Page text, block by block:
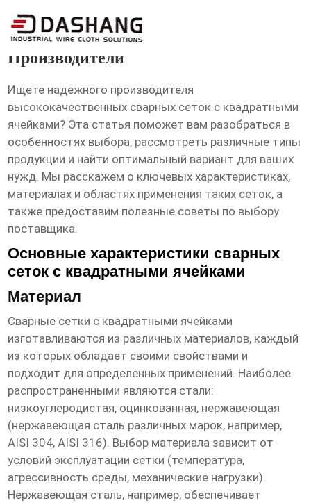
высокое ксчество сетки проволочные
тканые с квадратными
Производители
Ищете надежного производителя
высококачественных сварных сеток с квадратными
ячейками? Эта статья поможет вам разобраться в
особенностях выбора, рассмотреть различные типы
продукции и найти оптимальный вариант для ваших
нужд. Мы расскажем о ключевых характеристиках,
материалах и областях применения таких сеток, а
также предоставим полезные советы по выбору
поставщика.
Основные характеристики сварных
сеток с квадратными ячейками
Материал
Сварные сетки с квадратными ячейками
изготавливаются из различных материалов, каждый
из которых обладает своими свойствами и
подходит для определенных применений. Наиболее
распространенными являются стали:
низкоуглеродистая, оцинкованная, нержавеющая
(нержавеющая сталь различных марок, например,
AISI 304, AISI 316). Выбор материала зависит от
условий эксплуатации сетки (температура,
агрессивность среды, механические нагрузки).
Нержавеющая сталь, например, обеспечивает